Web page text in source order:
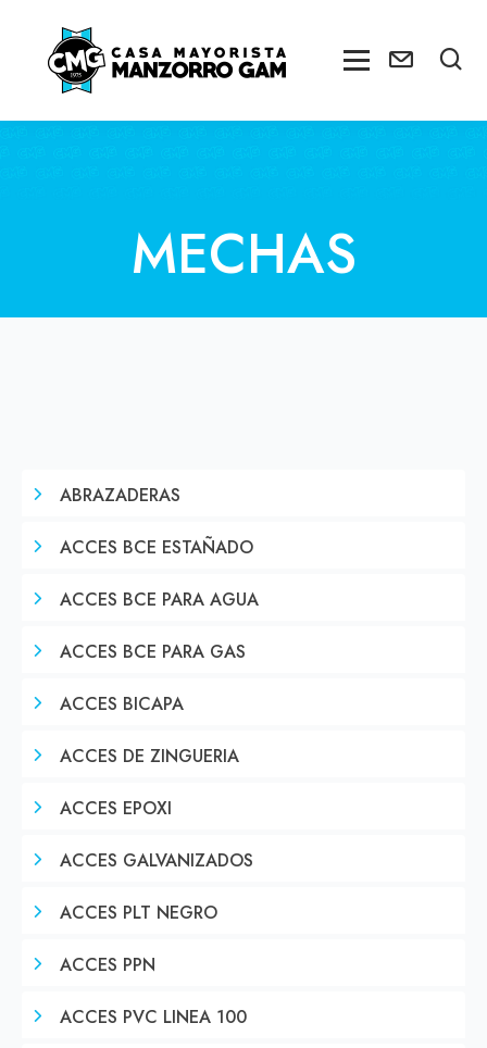
MECHAS
ABRAZADERAS
ACCES BCE ESTAÑADO
ACCES BCE PARA AGUA
ACCES BCE PARA GAS
ACCES BICAPA
ACCES DE ZINGUERIA
ACCES EPOXI
ACCES GALVANIZADOS
ACCES PLT NEGRO
ACCES PPN
ACCES PVC LINEA 100